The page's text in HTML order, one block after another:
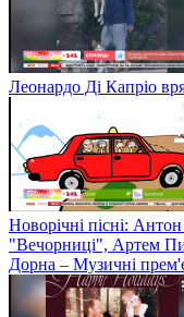
Леонардо Ді Капріо
Новорічні пісні:
"Вечорниці", Артем
Дорна – Музичні